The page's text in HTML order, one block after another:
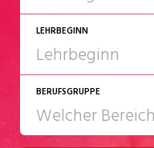
LEHRBEGINN
2027
BERUFSGRUPPE